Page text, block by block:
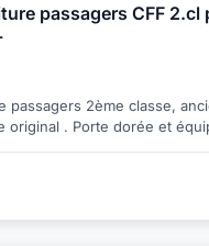
passagers CFF 2.cl
passagers 2ème classe,
et équipée de